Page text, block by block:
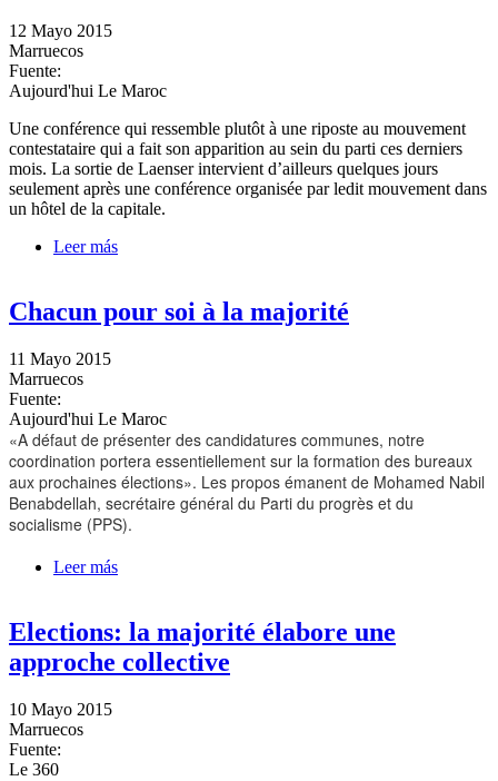
12 Mayo 2015
Marruecos
Fuente:
Aujourd'hui Le Maroc
Une conférence qui ressemble plutôt à une riposte au mouvement
contestataire qui a fait son apparition au sein du parti ces derniers
mois. La sortie de Laenser intervient d’ailleurs quelques jours
seulement après une conférence organisée par ledit mouvement dans
un hôtel de la capitale.
Leer más
Chacun pour soi à la majorité
11 Mayo 2015
Marruecos
Fuente:
Aujourd'hui Le Maroc
«A défaut de présenter des candidatures communes, notre
coordination portera essentiellement sur la formation des bureaux
aux prochaines élections». Les propos émanent de Mohamed Nabil
Benabdellah, secrétaire général du Parti du progrès et du
socialisme (PPS).
Leer más
Elections: la majorité élabore une
approche collective
10 Mayo 2015
Marruecos
Fuente:
Le 360